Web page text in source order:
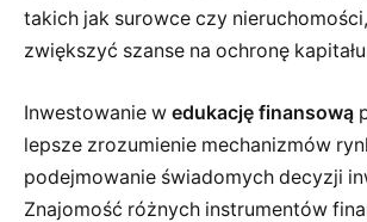
takich jak surowce czy
zwiększyć szanse na ochronę
Inwestowanie w edukację finansową
lepsze zrozumienie mechanizmów
podejmowanie świadomych decyzji
Znajomość różnych instrumentów